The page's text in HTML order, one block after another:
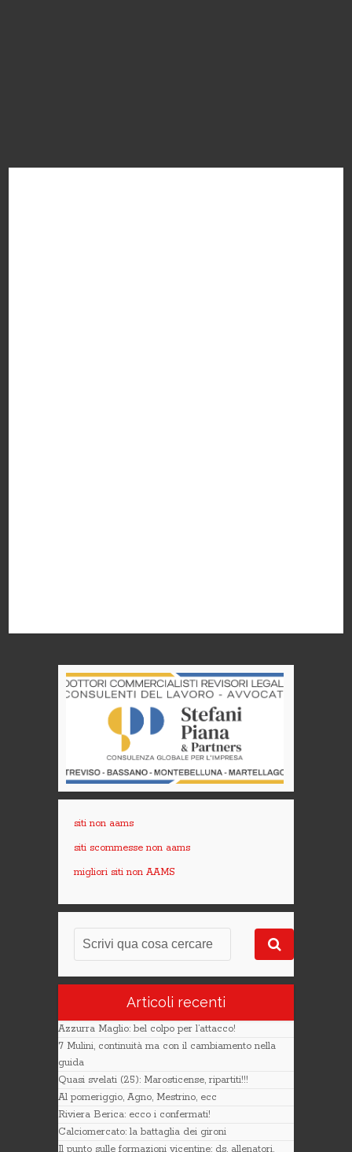
siti non aams
siti scommesse non aams
migliori siti non AAMS
Articoli recenti
Azzurra Maglio: bel colpo per l’attacco!
7 Mulini, continuità ma con il cambiamento nella
guida
Quasi svelati (25): Marosticense, ripartiti!!!
Al pomeriggio, Agno, Mestrino, ecc
Riviera Berica: ecco i confermati!
Calciomercato: la battaglia dei gironi
Il punto sulle formazioni vicentine: ds, allenatori,